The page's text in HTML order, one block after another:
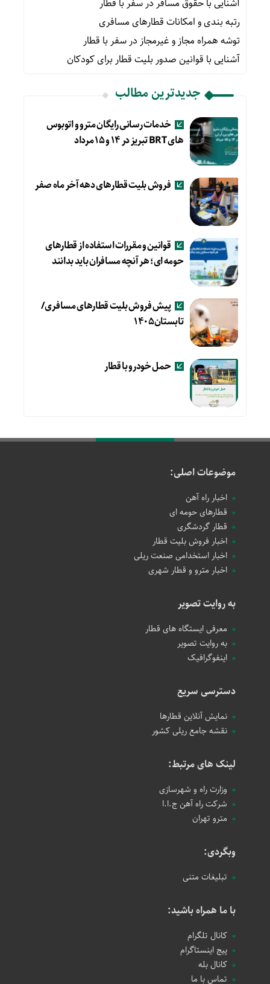
آشنایی با حقوق مسافر در سفر با قطار
رتبه بندی و امکانات قطارهای مسافری
توشه همراه مجاز و غیرمجاز در سفر با قطار
آشنایی با قوانین صدور بلیت قطار برای کودکان
جدیدترین مطالب
خدمات رسانی رایگان مترو و اتوبوس
های BRT تبریز در ۱۴ و ۱۵ مرداد
فروش بلیت قطارهای دهه آخر ماه صفر
قوانین و مقررات استفاده از قطارهای
حومه ای؛ هر آنچه مسافران باید بدانند
پیش فروش بلیت قطارهای مسافری/
تابستان۱۴۰۵
حمل خودرو با قطار
موضوعات اصلی:
اخبار راه آهن
قطارهای حومه ای
قطار گردشگری
اخبار فروش بلیت قطار
اخبار استخدامی صنعت ریلی
اخبار مترو و قطار شهری
به روایت تصویر
معرفی ایستگاه های قطار
به روایت تصویر
اینفوگرافیک
دسترسی سریع
نمایش آنلاین قطارها
نقشه جامع ریلی کشور
لینک های مرتبط:
وزارت راه و شهرسازی
شرکت راه آهن ج.ا.ا
مترو تهران
وبگردی:
تبلیغات متنی
با ما همراه باشید:
کانال تلگرام
پیج اینستاگرام
کانال بله
تماس با ما